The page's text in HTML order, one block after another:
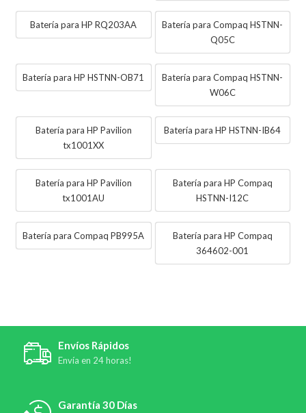
Batería para HP RQ203AA
Batería para Compaq HSTNN-
Q05C
Batería para HP HSTNN-OB71
Batería para Compaq HSTNN-
W06C
Batería para HP Pavilion
tx1001XX
Batería para HP HSTNN-IB64
Batería para HP Pavilion
tx1001AU
Batería para HP Compaq
HSTNN-I12C
Batería para Compaq PB995A
Batería para HP Compaq
364602-001
Envíos Rápidos
Envía en 24 horas!
Garantía 30 Días